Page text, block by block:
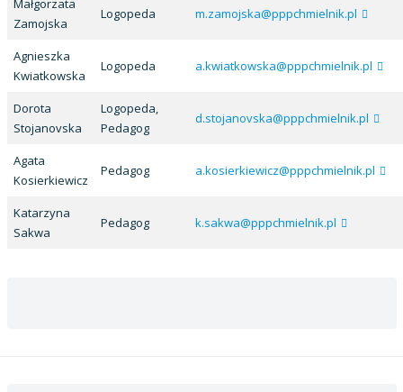
Małgorzata
Zamojska
Logopeda m.zamojska@pppchmielnik.pl
Agnieszka
Kwiatkowska
Logopeda a.kwiatkowska@pppchmielnik.pl
Dorota
Stojanovska
Logopeda,
Pedagog
d.stojanovska@pppchmielnik.pl
Agata
Kosierkiewicz
Pedagog a.kosierkiewicz@pppchmielnik.pl
Katarzyna
Sakwa
Pedagog k.sakwa@pppchmielnik.pl